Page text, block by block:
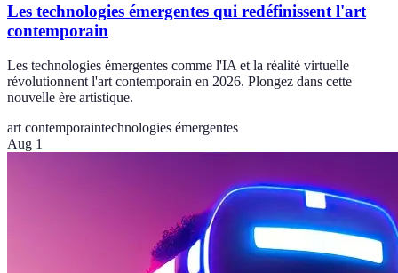
Les technologies émergentes qui redéfinissent l'art
contemporain
Les technologies émergentes comme l'IA et la réalité virtuelle
révolutionnent l'art contemporain en 2026. Plongez dans cette
nouvelle ère artistique.
art contemporaintechnologies émergentes
Aug 1